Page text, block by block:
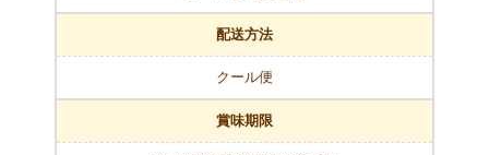
配送方法
クール便
賞味期限